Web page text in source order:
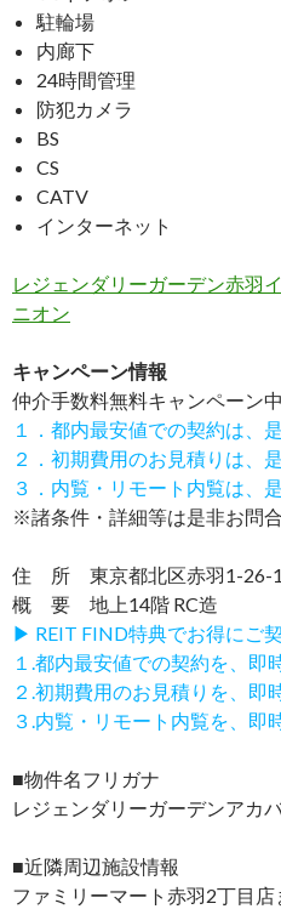
駐輪場
内廊下
24時間管理
防犯カメラ
BS
CS
CATV
インターネット
レジェンダリーガーデン赤羽
ニオン
キャンペーン情報
仲介手数料無料キャンペーン中
１．都内最安値での契約は、
２．初期費用のお見積りは、
３．内覧・リモート内覧は、
※諸条件・詳細等は是非お問合
住 所 東京都北区赤羽1-26-
概 要 地上14階 RC造
▶ REIT FIND特典でお得にご
１.都内最安値での契約を、即
２.初期費用のお見積りを、即
３.内覧・リモート内覧を、即
■物件名フリガナ
レジェンダリーガーデンアカ
■近隣周辺施設情報
ファミリーマート赤羽2丁目